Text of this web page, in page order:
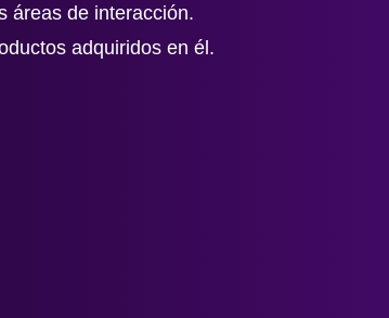
áreas de interacción.
adquiridos en él.